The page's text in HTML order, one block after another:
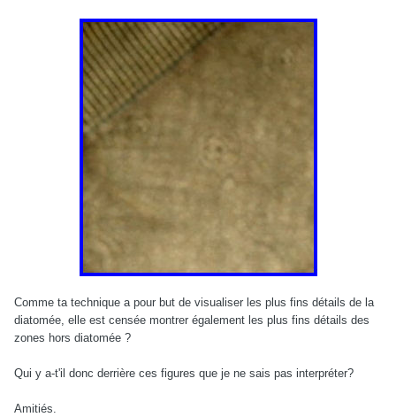
Comme ta technique a pour but de visualiser les plus fins détails de la
diatomée, elle est censée montrer également les plus fins détails des
zones hors diatomée ?
Qui y a-t'il donc derrière ces figures que je ne sais pas interpréter?
Amitiés.